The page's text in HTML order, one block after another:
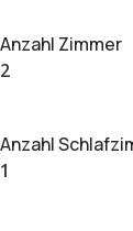
Anzahl Zimmer
2
Anzahl
1